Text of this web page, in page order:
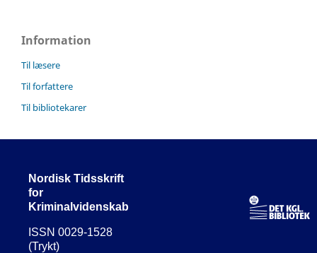
Information
Til læsere
Til forfattere
Til bibliotekarer
Nordisk Tidsskrift
for
Kriminalvidenskab
ISSN 0029-1528
(Trykt)